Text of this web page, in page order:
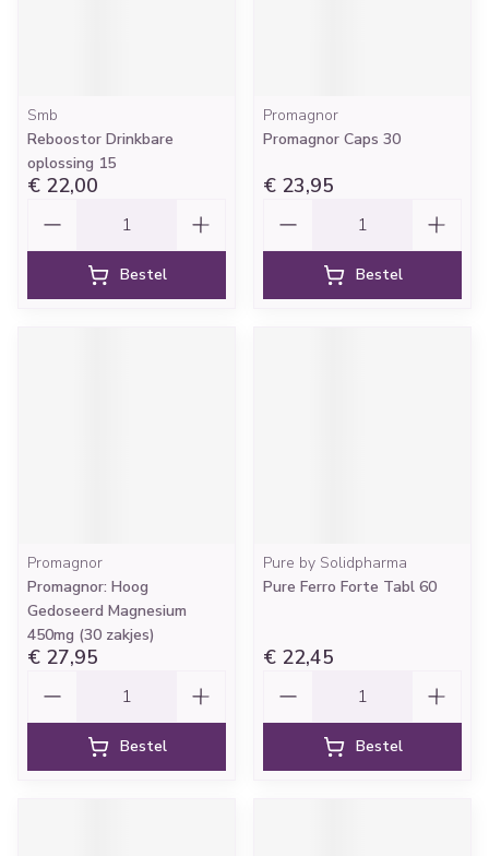
Smb
Reboostor Drinkbare
oplossing 15
€ 22,00
Bestel
Promagnor
Promagnor Caps 30
€ 23,95
Bestel
Promagnor
Promagnor: Hoog
Gedoseerd Magnesium
450mg (30 zakjes)
€ 27,95
Bestel
Pure by Solidpharma
Pure Ferro Forte Tabl 60
€ 22,45
Bestel